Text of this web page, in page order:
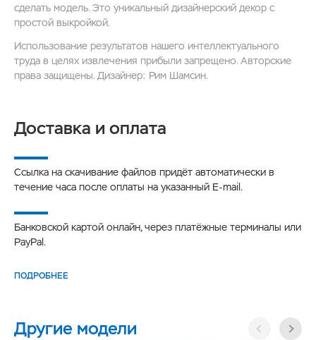
сделать модель. Это уникальный дизайнерский декор с
простой выкройкой.
Использование результатов нашего интеллектуального
труда в целях извлечения прибыли запрещено. Авторские
права защищены. Дизайнер: Рим Шамсин.
Доставка и оплата
Ссылка на скачивание файлов придёт автоматически в
течение часа после оплаты на указанный E-mail.
Банковской картой онлайн, через платёжные терминалы или
PayPal.
ПОДРОБНЕЕ
Другие модели